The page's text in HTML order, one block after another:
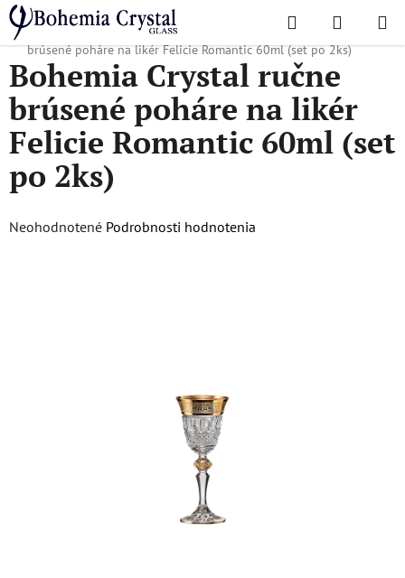
Prejsť
na
obsah
Hľadať
KOŠÍK
Domov
/ Obľúbené kolekcie / Felicie Romantic
Bohemia Crystal ručne
brúsené poháre na likér Felicie Romantic 60ml (set po 2ks)
Bohemia Crystal ručne
brúsené poháre na likér
Felicie Romantic 60ml (set
po 2ks)
Priemerné
Neohodnotené Podrobnosti hodnotenia